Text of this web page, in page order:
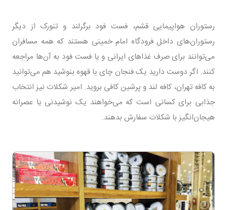
رستوران هواپیمایی قشم، فست فود برگرلند و تنورک از دیگر
رستوران‌های داخل فرودگاه امام خمینی هستند که همه مسافران
می‌توانند برای صرف غذاهای ایرانی و یا فست فود به آن‌ها مراجعه
کنند. اگر دوست دارید یک فنجان چای یا قهوه بنوشید هم می‌توانید
به کافه تهران، کافه لند و پرشین کافی بروید. امیر شکلات نیز انتخاب
جذابی برای کسانی است که می‌خواهند یک نوشیدنی یا عصرانه
هیجان‌انگیز با شکلات سفارش بدهند.